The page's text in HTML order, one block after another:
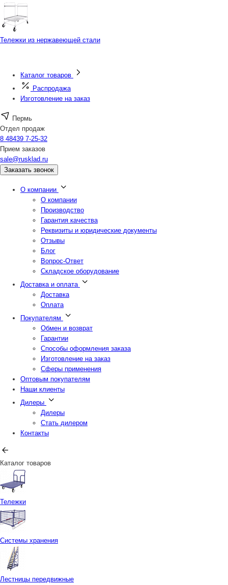
Тележки из нержавеющей стали
Каталог товаров
Распродажа
Изготовление на заказ
Пермь
Отдел продаж
8 48439 7-25-32
Прием заказов
sale@rusklad.ru
Заказать звонок
О компании
О компании
Производство
Гарантия качества
Реквизиты и юридические документы
Отзывы
Блог
Вопрос-Ответ
Складское оборудование
Доставка и оплата
Доставка
Оплата
Покупателям
Обмен и возврат
Гарантии
Способы оформления заказа
Изготовление на заказ
Сферы применения
Оптовым покупателям
Наши клиенты
Дилеры
Дилеры
Стать дилером
Контакты
Каталог товаров
Тележки
Системы хранения
Лестницы передвижные